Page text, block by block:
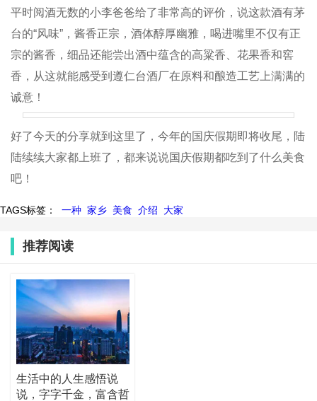
平时阅酒无数的小李爸爸给了非常高的评价，说这款酒有茅
台的“风味”，酱香正宗，酒体醇厚幽雅，喝进嘴里不仅有正
宗的酱香，细品还能尝出酒中蕴含的高粱香、花果香和窖
香，从这就能感受到遵仁台酒厂在原料和酿造工艺上满满的
诚意！
好了今天的分享就到这里了，今年的国庆假期即将收尾，陆
陆续续大家都上班了，都来说说国庆假期都吃到了什么美食
吧！
TAGS标签： 一种 家乡 美食 介绍 大家
推荐阅读
生活中的人生感悟说
说，字字千金，富含哲